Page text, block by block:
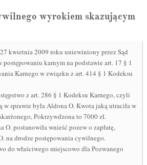
wyrokiem skazującym
27 kwietnia 2009 roku uniewiniony przez Sąd
karnym na podstawie art. 17 § 1
Karnego w związku z art. 414 § 1 Kodeksu
z art. 286 § 1 Kodeksu Karnego, czyli
w sprawie była Aldona O. Kwota jaką utraciła w
Pokrzywdzona to 7000 zł.
postanowiła wnieść pozew o zapłatę,
na drodze postępowania cywilnego.
do właściwego miejscowo dla Pozwanego